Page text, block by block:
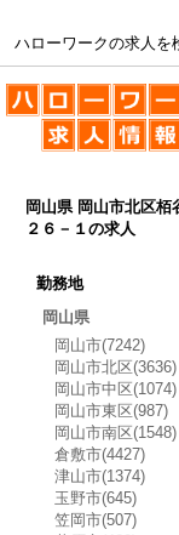
ハローワークの求人を
ハローワークの求人を検索
岡山県 岡山市北区栢
２６－１の求人
勤務地
岡山県
岡山市(7242)
岡山市北区(3636)
岡山市中区(1074)
岡山市東区(987)
岡山市南区(1548)
倉敷市(4427)
津山市(1374)
玉野市(645)
笠岡市(507)